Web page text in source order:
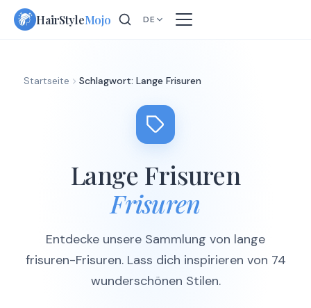
Skip
HairStyleMojo DE
Startseite Schlagwort: Lange Frisuren
Lange Frisuren
Frisuren
Entdecke unsere Sammlung von lange
frisuren-Frisuren. Lass dich inspirieren von 74
wunderschönen Stilen.